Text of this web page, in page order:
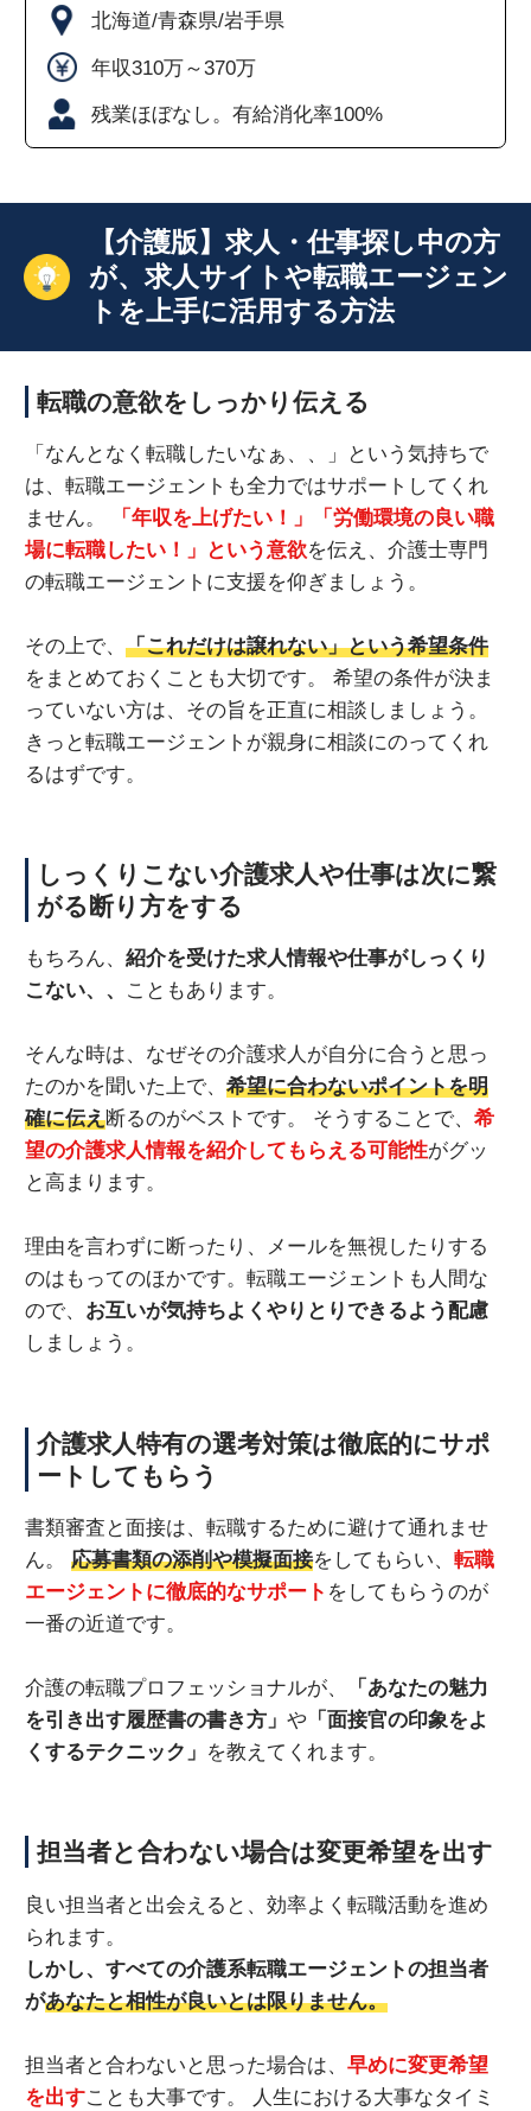
北海道/青森県/岩手県
年収310万～370万
残業ほぼなし。有給消化率100%
【介護版】求人・仕事探し中の方
が、求人サイトや転職エージェン
トを上手に活用する方法
転職の意欲をしっかり伝える
「なんとなく転職したいなぁ、、」という気持ちで
は、転職エージェントも全力ではサポートしてくれ
ません。
「年収を上げたい！」「労働環境の良い職
場に転職したい！」という意欲を伝え、介護士専門
の転職エージェントに支援を仰ぎましょう。
その上で、 「これだけは譲れない」という希望条件
をまとめておくことも大切です。 希望の条件が決ま
っていない方は、その旨を正直に相談しましょう。
きっと転職エージェントが親身に相談にのってくれ
るはずです。
しっくりこない介護求人や仕事は次に繋
がる断り方をする
もちろん、 紹介を受けた求人情報や仕事がしっくり
こない、、
こともあります。
そんな時は、なぜその介護求人が自分に合うと思っ
たのかを聞いた上で、 希望に合わないポイントを明
確に伝え断るのがベストです。 そうすることで、 希
望の介護求人情報を紹介してもらえる可能性がグッ
と高まります。
理由を言わずに断ったり、メールを無視したりする
のはもってのほかです。転職エージェントも人間な
ので、 お互いが気持ちよくやりとりできるよう配慮
しましょう。
介護求人特有の選考対策は徹底的にサポ
ートしてもらう
書類審査と面接は、転職するために避けて通れませ
ん。 応募書類の添削や模擬面接をしてもらい、 転職
エージェントに徹底的なサポート をしてもらうのが
一番の近道です。
介護の転職プロフェッショナルが、
「あなたの魅力
を引き出す履歴書の書き方」 や「面接官の印象をよ
くするテクニック」 を教えてくれます。
担当者と合わない場合は変更希望を出す
良い担当者と出会えると、効率よく転職活動を進め
られます。
しかし、すべての介護系転職エージェントの担当者
があなたと相性が良いとは限りません。
担当者と合わないと思った場合は、 早めに変更希望
を出すことも大事です。 人生における大事なタイミ